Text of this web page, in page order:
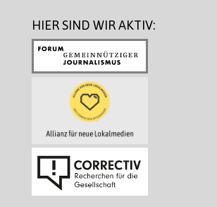
HIER SIND WIR AKTIV: